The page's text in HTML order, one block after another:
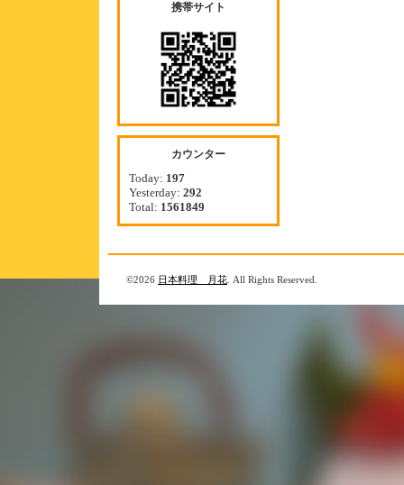
携帯サイト
カウンター
Today: 197
Yesterday: 292
Total: 1561849
©2026 日本料理 月花 . All Rights Reserved.